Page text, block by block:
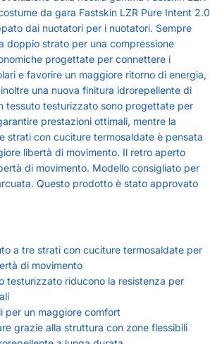
da gara Fastskin LZR Pure Intent 2.0
dai nuotatori per i nuotatori. Sempre
doppio strato per una compressione
progettate per connettere i
e favorire un maggiore ritorno di energia,
una nuova finitura idrorepellente di
tessuto testurizzato sono progettate per
prestazioni ottimali, mentre la
strati con cuciture termosaldate è pensata
libertà di movimento. Il retro aperto
di movimento. Modello consigliato per
Questo prodotto è stato approvato
a tre strati con cuciture termosaldate per
di movimento
testurizzato riducono la resistenza per
per un maggiore comfort
grazie alla struttura con zone flessibili